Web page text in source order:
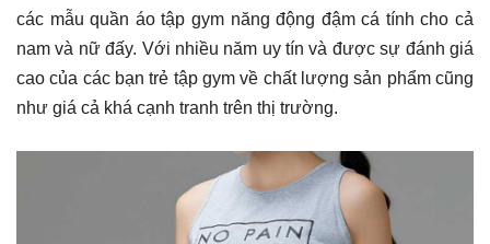
các mẫu quần áo tập gym năng động đậm cá tính cho cả
nam và nữ đấy. Với nhiều năm uy tín và được sự đánh giá
cao của các bạn trẻ tập gym về chất lượng sản phẩm cũng
như giá cả khá cạnh tranh trên thị trường.